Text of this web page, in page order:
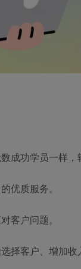
成功学员一样，
优质服务。
客户问题。
客户、增加收